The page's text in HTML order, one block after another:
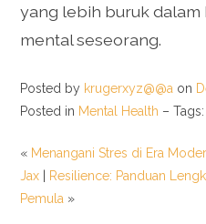
yang lebih buruk dalam
mental seseorang.
Posted by krugerxyz@@a on
Posted in Mental Health – Tags:
« Menangani Stres di Era
Jax
Resilience: Panduan
Pemula »